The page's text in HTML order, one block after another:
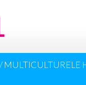
MULTICULTURELE